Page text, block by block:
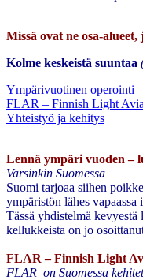
Missä ovat ne osa-
Kolme keskeistä suuntaa
Ympärivuotinen operointi
FLAR – Finnish Light
Yhteistyö ja kehitys
Lennä ympäri vuoden –
Varsinkin Suomessa
Suomi tarjoaa siihen
ympäristön lähes vapaassa
Tässä yhdistelmä
kellukkeista on jo
FLAR – Finnish Light
FLAR on Suomessa